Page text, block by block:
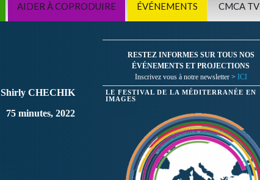
AIDER À COPRODUIRE ÉVÉNEMENTS CMCA TV
Shirly CHECHIK
75 minutes, 2022
RESTEZ INFORMES SUR TOUS NOS
ÉVÉNEMENTS ET PROJECTIONS
Inscrivez vous à notre newsletter > ICI
LE FESTIVAL DE LA MÉDITERRANÉE EN
IMAGES